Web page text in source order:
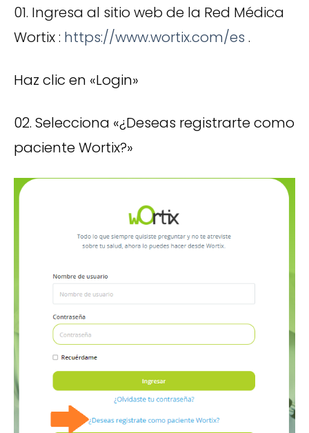
01. Ingresa al sitio web de la Red Médica
Wortix : https://www.wortix.com/es .
Haz clic en «Login»
02. Selecciona «¿Deseas registrarte como
paciente Wortix?»